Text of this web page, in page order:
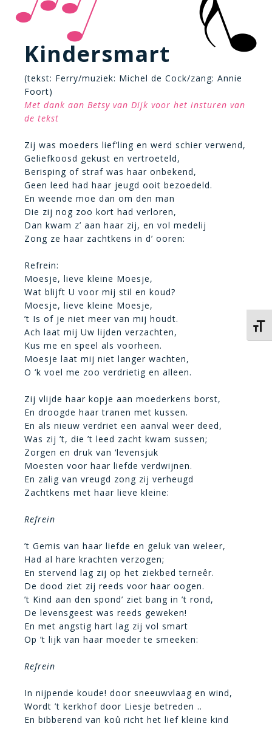
Kindersmart
(tekst: Ferry/muziek: Michel de Cock/zang: Annie
Foort)
Met dank aan Betsy van Dijk voor het insturen van
de tekst
Zij was moeders lief’ling en werd schier verwend,
Geliefkoosd gekust en vertroeteld,
Berisping of straf was haar onbekend,
Geen leed had haar jeugd ooit bezoedeld.
En weende moe dan om den man
Die zij nog zoo kort had verloren,
Dan kwam z’ aan haar zij, en vol medelij
Zong ze haar zachtkens in d’ ooren:
Refrein:
Moesje, lieve kleine Moesje,
Wat blijft U voor mij stil en koud?
Moesje, lieve kleine Moesje,
’t Is of je niet meer van mij houdt.
Ach laat mij Uw lijden verzachten,
Kus me en speel als voorheen.
Moesje laat mij niet langer wachten,
O ‘k voel me zoo verdrietig en alleen.
Zij vlijde haar kopje aan moederkens borst,
En droogde haar tranen met kussen.
En als nieuw verdriet een aanval weer deed,
Was zij ’t, die ’t leed zacht kwam sussen;
Zorgen en druk van ‘levensjuk
Moesten voor haar liefde verdwijnen.
En zalig van vreugd zong zij verheugd
Zachtkens met haar lieve kleine:
Refrein
’t Gemis van haar liefde en geluk van weleer,
Had al hare krachten verzogen;
En stervend lag zij op het ziekbed terneêr.
De dood ziet zij reeds voor haar oogen.
’t Kind aan den spond’ ziet bang in ’t rond,
De levensgeest was reeds geweken!
En met angstig hart lag zij vol smart
Op ’t lijk van haar moeder te smeeken:
Refrein
In nijpende koude! door sneeuwvlaag en wind,
Wordt ’t kerkhof door Liesje betreden ..
En bibberend van koû richt het lief kleine kind